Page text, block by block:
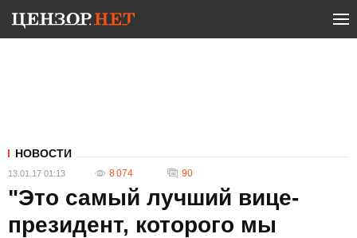
НОВОСТИ
13.01.17 01:13 8 074 90
"Это самый лучший вице-
президент, которого мы